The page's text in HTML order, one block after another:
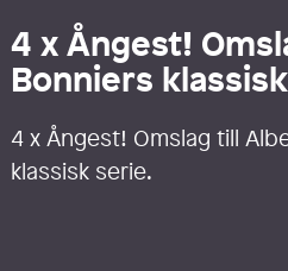
4 x Ångest!
Bonniers
4 x Ångest! Omslag till
klassisk serie.